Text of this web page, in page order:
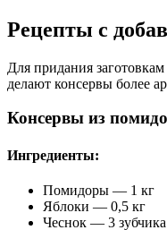
Рецепты с
Для придания
делают консервы более
Консервы из
Ингредиенты:
Помидоры — 1 кг
Яблоки — 0,5 кг
Чеснок — 3 зубчика